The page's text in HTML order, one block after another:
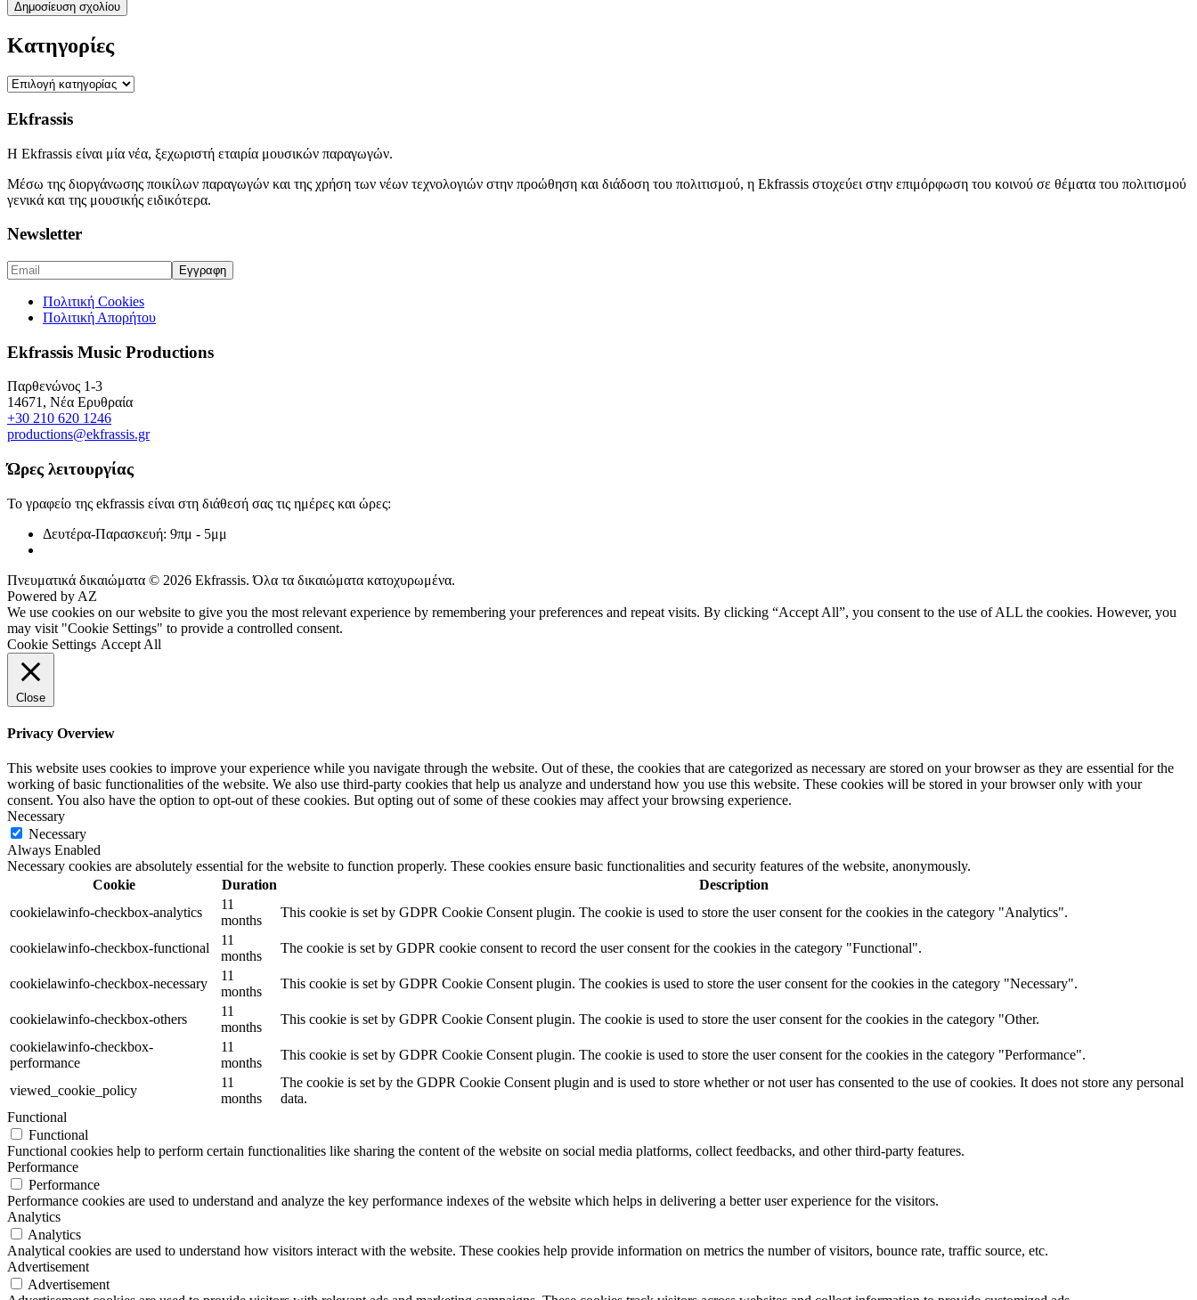
Kατηγορίες
Kατηγορίες
Ekfrassis
H Ekfrassis είναι μία νέα, ξεχωριστή εταιρία μουσικών παραγωγών.
Μέσω της διοργάνωσης ποικίλων παραγωγών και της χρήση των νέων τεχνολογιών στην προώθηση και διάδοση του πολιτισμού, η Ekfrassis στοχεύει στην επιμόρφωση του κοινού σε θέματα του πολιτισμού
γενικά και της μουσικής ειδικότερα.
Newsletter
Πολιτική Cookies
Πολιτική Απορήτου
Ekfrassis Music Productions
Παρθενώνος 1-3
14671, Νέα Ερυθραία
+30 210 620 1246
productions@ekfrassis.gr
Ώρες λειτουργίας
Το γραφείο της ekfrassis είναι στη διάθεσή σας τις ημέρες και ώρες:
Δευτέρα-Παρασκευή: 9πμ - 5μμ
Πνευματικά δικαιώματα © 2026 Ekfrassis. Όλα τα δικαιώματα κατοχυρωμένα.
Powered by AZ
We use cookies on our website to give you the most relevant experience by remembering your preferences and repeat visits. By clicking “Accept All”, you consent to the use of ALL the cookies. However, you
may visit "Cookie Settings" to provide a controlled consent.
Cookie Settings Accept All
Close
Privacy Overview
This website uses cookies to improve your experience while you navigate through the website. Out of these, the cookies that are categorized as necessary are stored on your browser as they are essential for the
working of basic functionalities of the website. We also use third-party cookies that help us analyze and understand how you use this website. These cookies will be stored in your browser only with your
consent. You also have the option to opt-out of these cookies. But opting out of some of these cookies may affect your browsing experience.
Necessary
Necessary
Always Enabled
Necessary cookies are absolutely essential for the website to function properly. These cookies ensure basic functionalities and security features of the website, anonymously.
Cookie
Duration
Description
cookielawinfo-checkbox-analytics
11
months
This cookie is set by GDPR Cookie Consent plugin. The cookie is used to store the user consent for the cookies in the category "Analytics".
cookielawinfo-checkbox-functional
11
months
The cookie is set by GDPR cookie consent to record the user consent for the cookies in the category "Functional".
cookielawinfo-checkbox-necessary
11
months
This cookie is set by GDPR Cookie Consent plugin. The cookies is used to store the user consent for the cookies in the category "Necessary".
cookielawinfo-checkbox-others
11
months
This cookie is set by GDPR Cookie Consent plugin. The cookie is used to store the user consent for the cookies in the category "Other.
cookielawinfo-checkbox-
performance
11
months
This cookie is set by GDPR Cookie Consent plugin. The cookie is used to store the user consent for the cookies in the category "Performance".
viewed_cookie_policy
11
months
The cookie is set by the GDPR Cookie Consent plugin and is used to store whether or not user has consented to the use of cookies. It does not store any personal
data.
Functional
Functional
Functional cookies help to perform certain functionalities like sharing the content of the website on social media platforms, collect feedbacks, and other third-party features.
Performance
Performance
Performance cookies are used to understand and analyze the key performance indexes of the website which helps in delivering a better user experience for the visitors.
Analytics
Analytics
Analytical cookies are used to understand how visitors interact with the website. These cookies help provide information on metrics the number of visitors, bounce rate, traffic source, etc.
Advertisement
Advertisement